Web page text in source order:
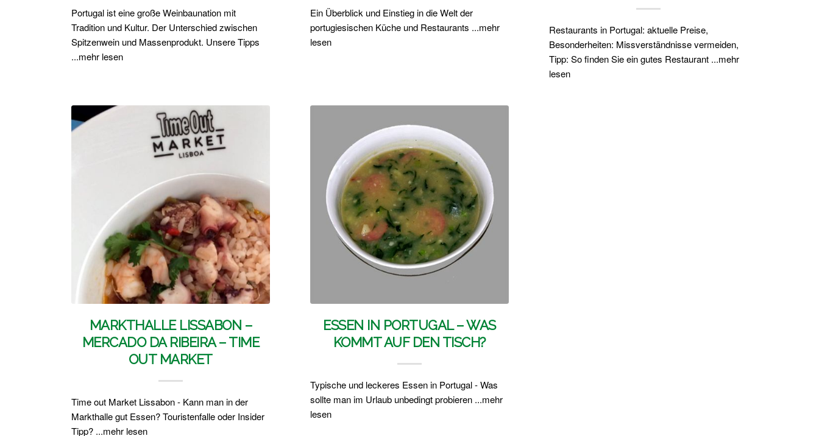
Portugal ist eine große Weinbaunation mit
Tradition und Kultur. Der Unterschied zwischen
Spitzenwein und Massenprodukt. Unsere Tipps
...mehr lesen
Ein Überblick und Einstieg in die Welt der
portugiesischen Küche und Restaurants ...mehr
lesen
Restaurants in Portugal: aktuelle Preise,
Besonderheiten: Missverständnisse vermeiden,
Tipp: So finden Sie ein gutes Restaurant ...mehr
lesen
MARKTHALLE LISSABON –
MERCADO DA RIBEIRA – TIME
OUT MARKET
Time out Market Lissabon - Kann man in der
Markthalle gut Essen? Touristenfalle oder Insider
Tipp? ...mehr lesen
ESSEN IN PORTUGAL – WAS
KOMMT AUF DEN TISCH?
Typische und leckeres Essen in Portugal - Was
sollte man im Urlaub unbedingt probieren ...mehr
lesen